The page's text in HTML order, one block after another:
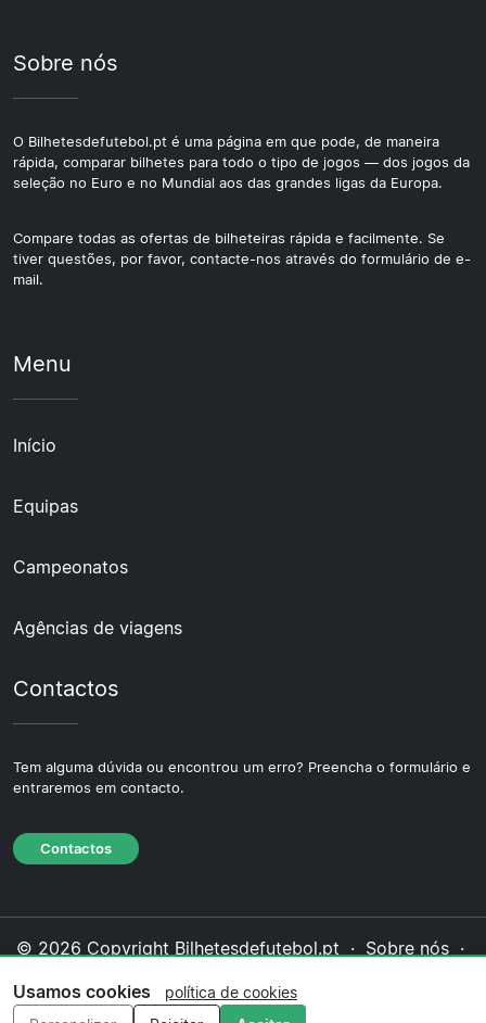
Sobre nós
O Bilhetesdefutebol.pt é uma página em que pode, de maneira
rápida, comparar bilhetes para todo o tipo de jogos — dos jogos da
seleção no Euro e no Mundial aos das grandes ligas da Europa.
Compare todas as ofertas de bilheteiras rápida e facilmente. Se
tiver questões, por favor, contacte-nos através do formulário de e-
mail.
Menu
Início
Equipas
Campeonatos
Agências de viagens
Contactos
Tem alguma dúvida ou encontrou um erro? Preencha o formulário e
entraremos em contacto.
Contactos
© 2026 Copyright Bilhetesdefutebol.pt · Sobre nós ·
cookies·Política editorial
Usamos cookies
política de cookies